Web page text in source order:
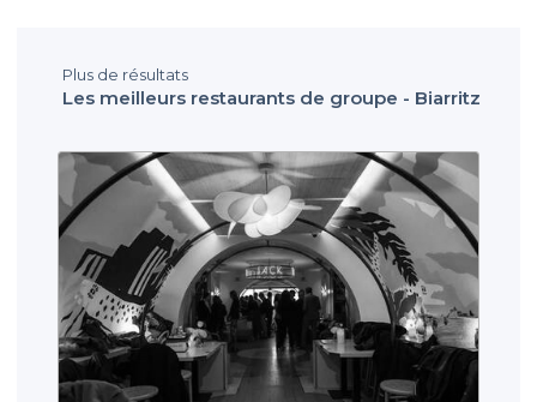
Plus de résultats
Les meilleurs restaurants de groupe - Biarritz